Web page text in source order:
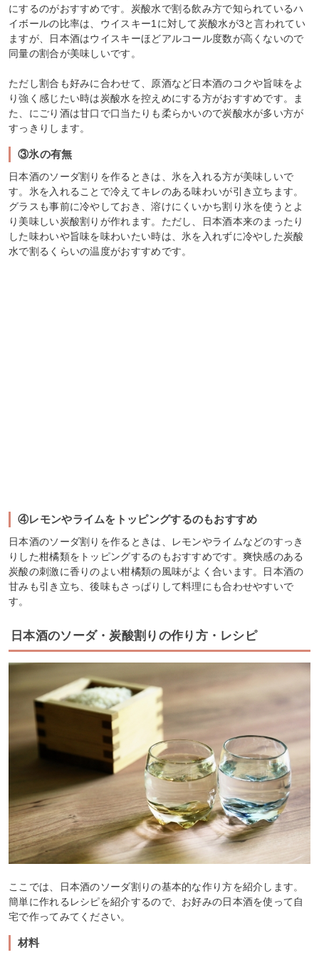
にするのがおすすめです。炭酸水で割る飲み方で知られているハ
イボールの比率は、ウイスキー1に対して炭酸水が3と言われてい
ますが、日本酒はウイスキーほどアルコール度数が高くないので
同量の割合が美味しいです。
ただし割合も好みに合わせて、原酒など日本酒のコクや旨味をよ
り強く感じたい時は炭酸水を控えめにする方がおすすめです。ま
た、にごり酒は甘口で口当たりも柔らかいので炭酸水が多い方が
すっきりします。
③氷の有無
日本酒のソーダ割りを作るときは、氷を入れる方が美味しいで
す。氷を入れることで冷えてキレのある味わいが引き立ちます。
グラスも事前に冷やしておき、溶けにくいかち割り氷を使うとよ
り美味しい炭酸割りが作れます。ただし、日本酒本来のまったり
した味わいや旨味を味わいたい時は、氷を入れずに冷やした炭酸
水で割るくらいの温度がおすすめです。
④レモンやライムをトッピングするのもおすすめ
日本酒のソーダ割りを作るときは、レモンやライムなどのすっき
りした柑橘類をトッピングするのもおすすめです。爽快感のある
炭酸の刺激に香りのよい柑橘類の風味がよく合います。日本酒の
甘みも引き立ち、後味もさっぱりして料理にも合わせやすいで
す。
日本酒のソーダ・炭酸割りの作り方・レシピ
ここでは、日本酒のソーダ割りの基本的な作り方を紹介します。
簡単に作れるレシピを紹介するので、お好みの日本酒を使って自
宅で作ってみてください。
材料